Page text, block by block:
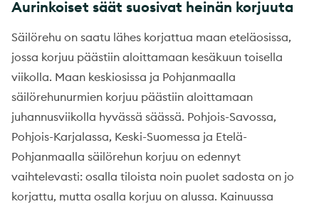
Aurinkoiset säät suosivat heinän korjuuta
Säilörehu on saatu lähes korjattua maan eteläosissa,
jossa korjuu päästiin aloittamaan kesäkuun toisella
viikolla. Maan keskiosissa ja Pohjanmaalla
säilörehunurmien korjuu päästiin aloittamaan
juhannusviikolla hyvässä säässä. Pohjois-Savossa,
Pohjois-Karjalassa, Keski-Suomessa ja Etelä-
Pohjanmaalla säilörehun korjuu on edennyt
vaihtelevasti: osalla tiloista noin puolet sadosta on jo
korjattu, mutta osalla korjuu on alussa. Kainuussa